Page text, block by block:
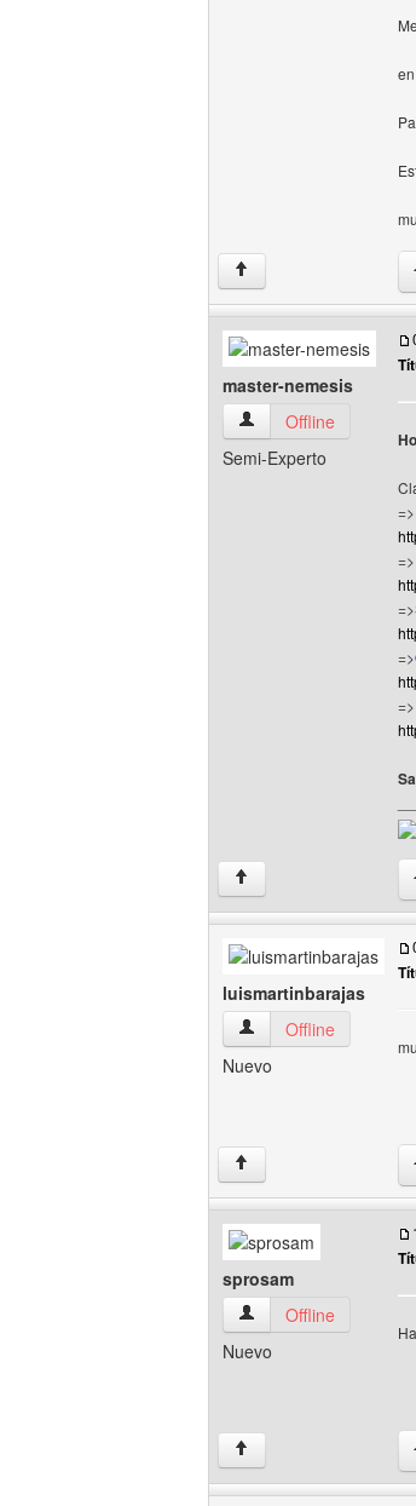
↑
master-nemesis
master-nemesis Ver
Offline
Semi-Experto
=>
=>
=>
=>
=>
↑
luismartinbarajas
luismartinbarajas Ver
Offline
Nuevo
↑
sprosam
sprosam Ver perfil del
Offline
Nuevo
↑